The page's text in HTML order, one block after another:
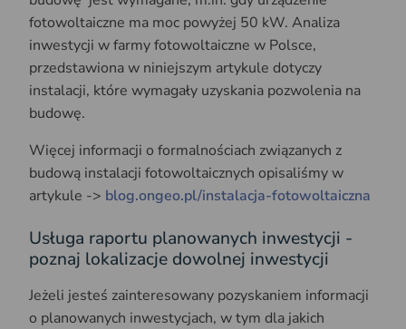
fotowoltaiczne ma moc powyżej 50 kW. Analiza
inwestycji w farmy fotowoltaiczne w Polsce,
przedstawiona w niniejszym artykule dotyczy
instalacji, które wymagały uzyskania pozwolenia na
budowę.
Więcej informacji o formalnościach związanych z
budową instalacji fotowoltaicznych opisaliśmy w
artykule -> blog.ongeo.pl/instalacja-fotowoltaiczna
Usługa raportu planowanych inwestycji -
poznaj lokalizacje dowolnej inwestycji
Jeżeli jesteś zainteresowany pozyskaniem informacji
o planowanych inwestycjach, w tym dla jakich